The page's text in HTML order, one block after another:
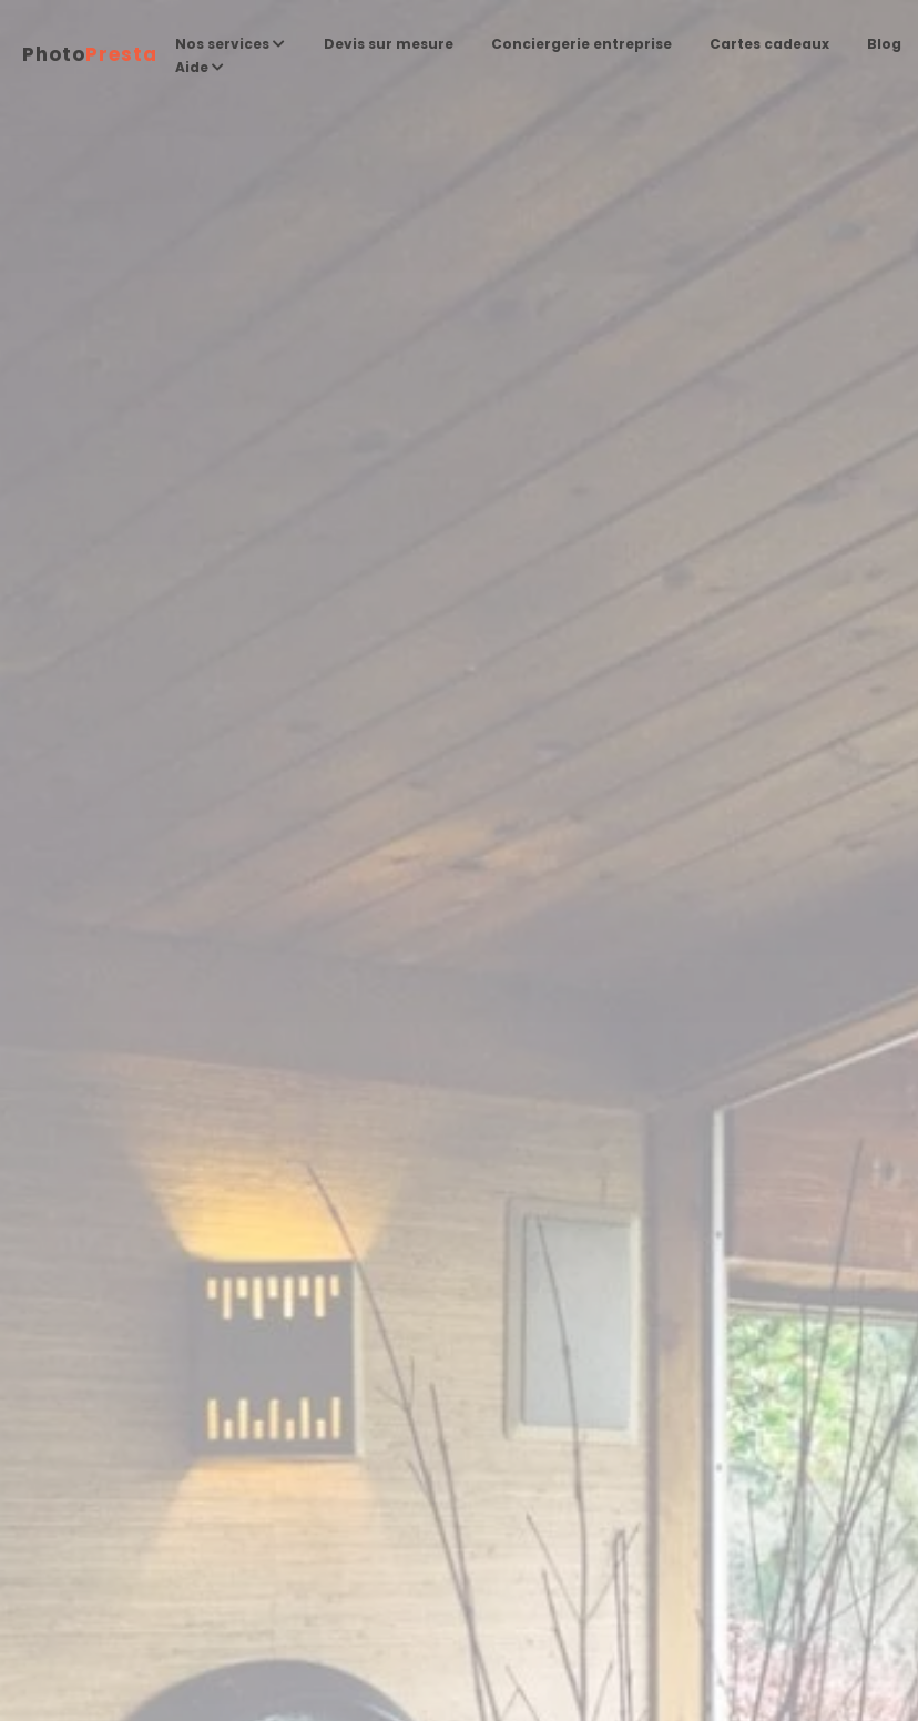
PhotoPresta Nos services Devis sur mesure Conciergerie entreprise Cartes cadeaux
Blog
Aide